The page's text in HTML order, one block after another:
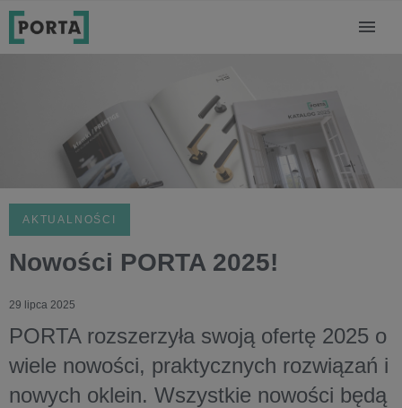
AKTUALNOŚCI
Nowości PORTA 2025!
29 lipca 2025
PORTA rozszerzyła swoją ofertę 2025 o
wiele nowości, praktycznych rozwiązań i
nowych oklein. Wszystkie nowości będą